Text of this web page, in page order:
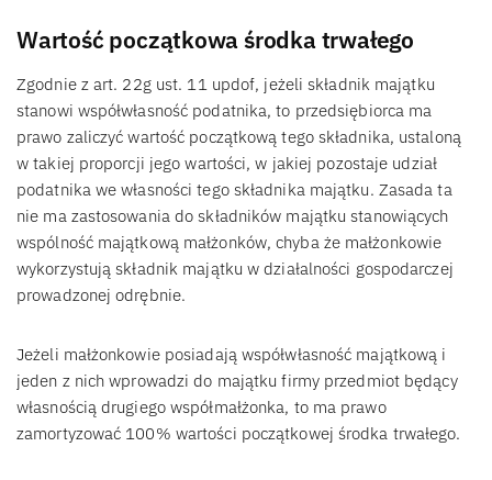
Wartość początkowa środka trwałego
Zgodnie z art. 22g ust. 11 updof, jeżeli składnik majątku
stanowi współwłasność podatnika, to przedsiębiorca ma
prawo zaliczyć wartość początkową tego składnika, ustaloną
w takiej proporcji jego wartości, w jakiej pozostaje udział
podatnika we własności tego składnika majątku. Zasada ta
nie ma zastosowania do składników majątku stanowiących
wspólność majątkową małżonków, chyba że małżonkowie
wykorzystują składnik majątku w działalności gospodarczej
prowadzonej odrębnie.
Jeżeli małżonkowie posiadają współwłasność majątkową i
jeden z nich wprowadzi do majątku firmy przedmiot będący
własnością drugiego współmałżonka, to ma prawo
zamortyzować 100% wartości początkowej środka trwałego.